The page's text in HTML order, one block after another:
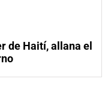
de Haití, allana el